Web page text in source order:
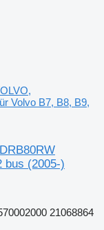
Volvo B7, B8, B9,
bus (2005-)
21068864